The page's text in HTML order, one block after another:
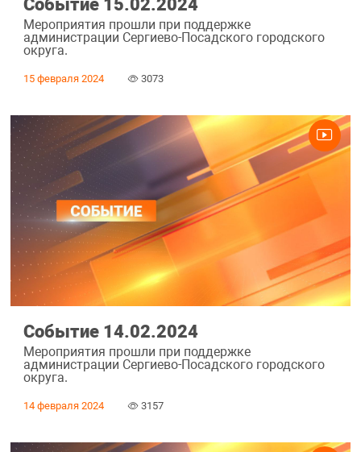
Мероприятия прошли при поддержке
администрации Сергиево-Посадского городского
округа.
15 февраля 2024 3073
Событие 14.02.2024
Мероприятия прошли при поддержке
администрации Сергиево-Посадского городского
округа.
14 февраля 2024 3157